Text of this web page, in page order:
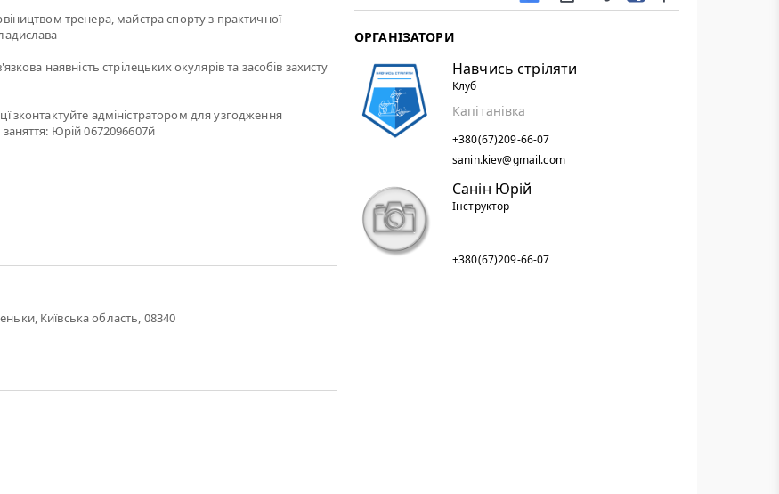
тренера, майстра спорту з практичної
наявність стрілецьких окулярів та засобів захисту
зконтактуйте адміністратором для узгодження
Юрій 0672096607й
Київська область, 08340
ОРГАНІЗАТОРИ
Навчись стріляти
Клуб
Капітанівка
+380(67)209-66-07
sanin.kiev@gmail.com
Санін Юрій
Інструктор
+380(67)209-66-07